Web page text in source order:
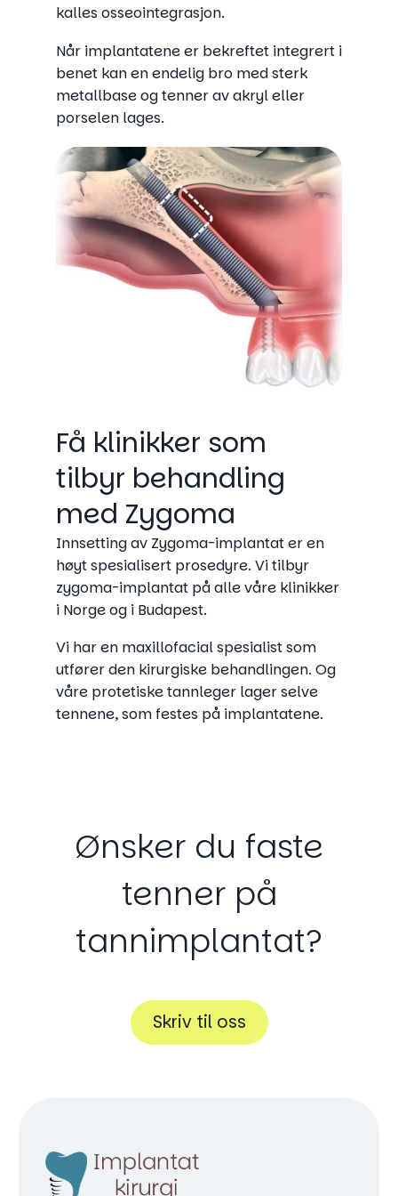
kalles osseointegrasjon.
Når implantatene er bekreftet integrert i
benet kan en endelig bro med sterk
metallbase og tenner av akryl eller
porselen lages.
Få klinikker som
tilbyr behandling
med Zygoma
Innsetting av Zygoma-implantat er en
høyt spesialisert prosedyre. Vi tilbyr
zygoma-implantat på alle våre klinikker
i Norge og i Budapest.
Vi har en maxillofacial spesialist som
utfører den kirurgiske behandlingen. Og
våre protetiske tannleger lager selve
tennene, som festes på implantatene.
Ønsker du faste
tenner på
tannimplantat?
Skriv til oss